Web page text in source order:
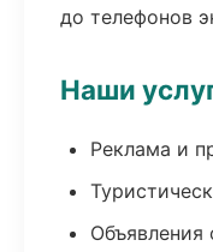
до телефонов
Наши
Реклама и
Объявления